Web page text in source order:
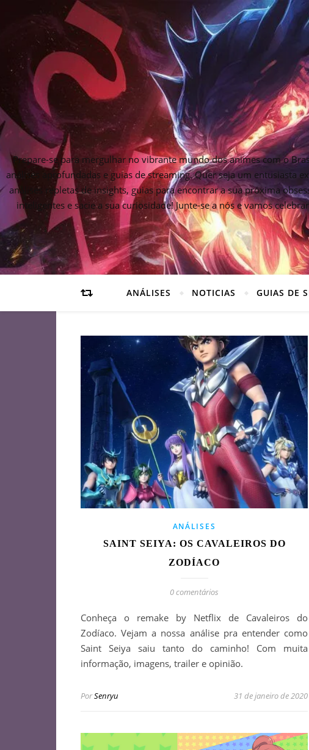
Prepare-se para mergulhar no vibrante mundo dos animes com o
análises aprofundadas e guias de streaming. Quer seja um entusiasta
análises repletas de insights, guias para encontrar a sua próxima
inteligentes e sacie a sua curiosidade! Junte-se a nós e vamos
ANÁLISES NOTICIAS GUIAS DE
ANÁLISES
SAINT SEIYA: OS CAVALEIROS DO
ZODÍACO
0 comentários
Conheça o remake by Netflix de Cavaleiros do
Zodíaco. Vejam a nossa análise pra entender como
Saint Seiya saiu tanto do caminho! Com muita
informação, imagens, trailer e opinião.
PorSenryu 31 de janeiro de 2020